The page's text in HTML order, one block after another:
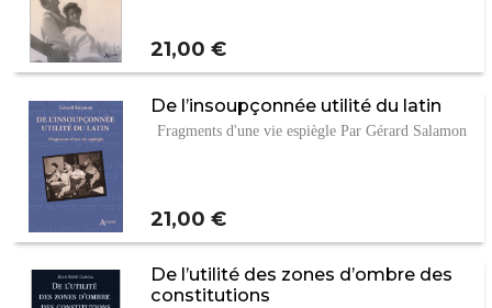
Prix
21,00 €
De l’insoupçonnée utilité du latin
Fragments d'une vie espiègle Par Gérard Salamon
Prix
21,00 €
De l’utilité des zones d’ombre des
constitutions